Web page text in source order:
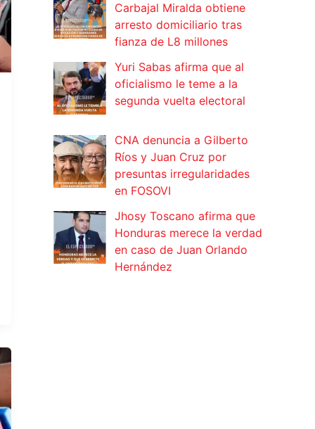
Carbajal Miralda obtiene
arresto domiciliario tras
fianza de L8 millones
Yuri Sabas afirma que al
oficialismo le teme a la
segunda vuelta electoral
CNA denuncia a Gilberto
Ríos y Juan Cruz por
presuntas irregularidades
en FOSOVI
Jhosy Toscano afirma que
Honduras merece la verdad
en caso de Juan Orlando
Hernández